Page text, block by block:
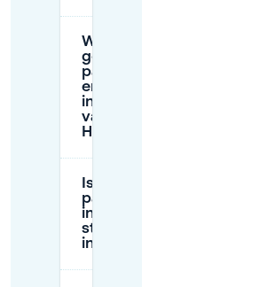
Wat zijn de
gebruikelijke
parkeertijden
en -limieten
in de buurt
van
Harmonie?
Is er een gratis
parkeervenster
in
straatparkeren
in Harmonie?